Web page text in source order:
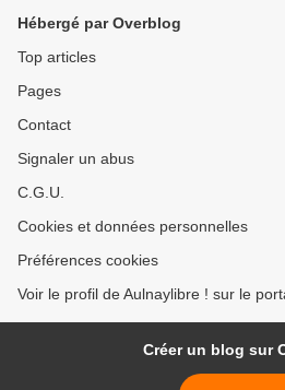
Hébergé par Overblog
Top articles
Pages
Contact
Signaler un abus
C.G.U.
Cookies et données personnelles
Préférences cookies
Voir le profil de Aulnaylibre ! sur le
Créer un blog sur